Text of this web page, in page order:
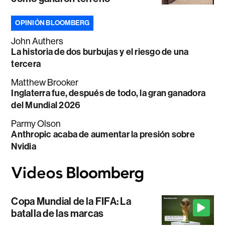
OPINIÓN BLOOMBERG
John Authers
La historia de dos burbujas y el riesgo de una
tercera
Matthew Brooker
Inglaterra fue, después de todo, la gran ganadora
del Mundial 2026
Parmy Olson
Anthropic acaba de aumentar la presión sobre
Nvidia
Copa Mundial de la FIFA: La
batalla de las marcas